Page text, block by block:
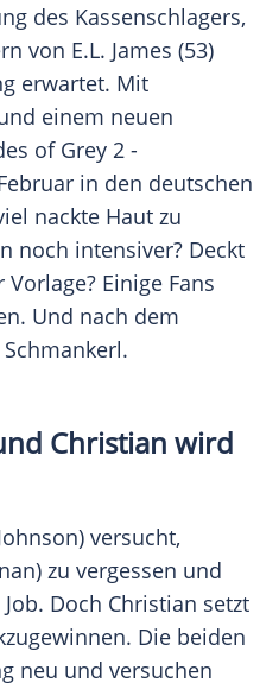
des Kassenschlagers,
von E.L. James (53)
erwartet. Mit
einem neuen
of Grey 2 -
in den deutschen
nackte Haut zu
noch intensiver? Deckt
Einige Fans
Und nach dem
Christian wird
) versucht,
) zu vergessen und
Doch Christian setzt
Die beiden
neu und versuchen